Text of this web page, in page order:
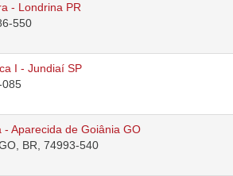
- Londrina PR
550
I - Jundiaí SP
085
Aparecida de Goiânia GO
BR, 74993-540